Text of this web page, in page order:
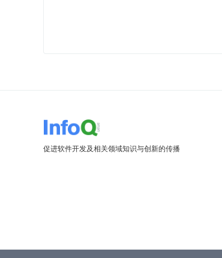
促进软件开发及相关领域知识与创新的传播